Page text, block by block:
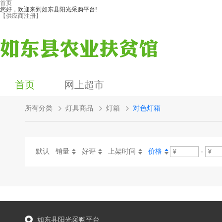
首页
您好，欢迎来到如东县阳光采购平台!
【供应商注册】
首页 网上超市
所有分类 灯具商品 灯箱 对色灯箱
默认 销量 好评 上架时间 价格 -
如东县阳光采购平台